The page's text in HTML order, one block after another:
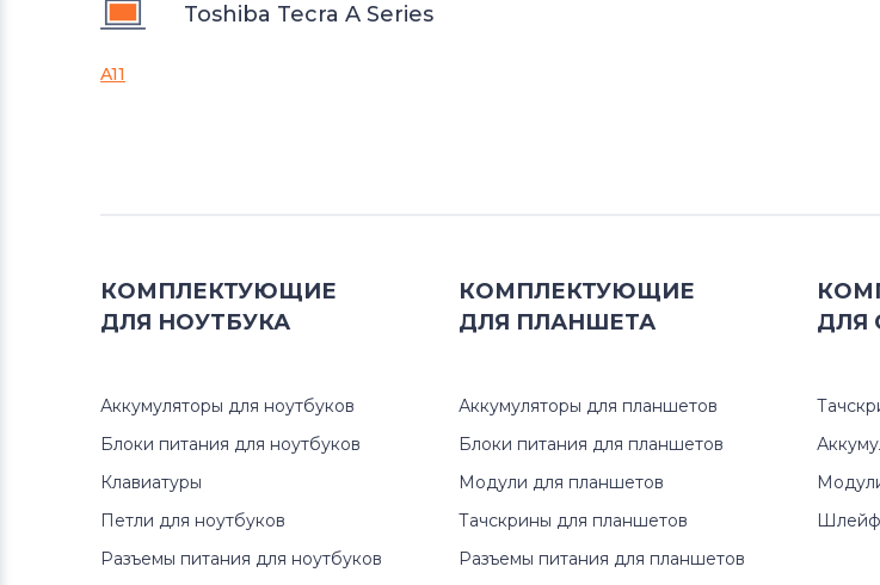
Toshiba Tecra A Series
A11
КОМПЛЕКТУЮЩИЕ
ДЛЯ НОУТБУКА
Аккумуляторы для ноутбуков
Блоки питания для ноутбуков
Клавиатуры
Петли для ноутбуков
Разъемы питания для ноутбуков
КОМПЛЕКТУЮЩИЕ
ДЛЯ ПЛАНШЕТА
Аккумуляторы для планшетов
Блоки питания для планшетов
Модули для планшетов
Тачскрины для планшетов
Разъемы питания для планшетов
ДЛЯ